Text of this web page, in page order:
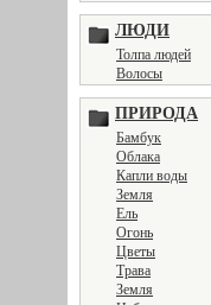
ЛЮДИ
Толпа людей
Волосы
ПРИРОДА
Бамбук
Облака
Капли воды
Земля
Ель
Огонь
Цветы
Трава
Земля